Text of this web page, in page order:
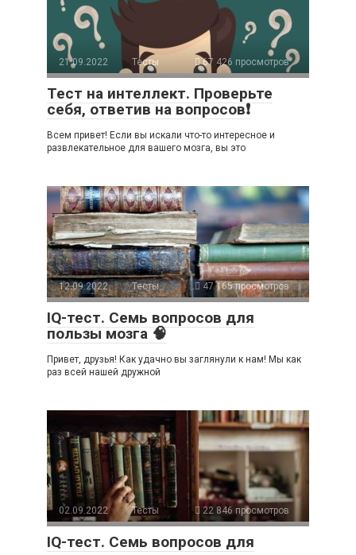
21.09.2022 Тесты 67 426 просмотров
Тест на интеллект. Проверьте
себя, ответив на вопросов❗
Всем привет! Если вы искали что-то интересное и
развлекательное для вашего мозга, вы это
12.09.2022 Тесты 47 165 просмотров
IQ-тест. Семь вопросов для
пользы мозга 🧠
Привет, друзья! Как удачно вы заглянули к нам! Мы как
раз всей нашей дружной
02.09.2022 Тесты 22 846 просмотров
IQ-тест. Семь вопросов для